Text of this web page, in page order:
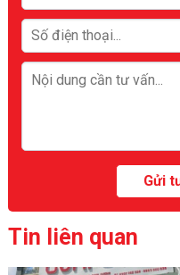
Tin liên quan